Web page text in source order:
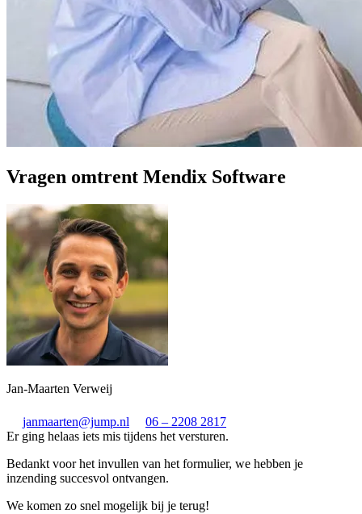
Vragen omtrent Mendix Software
Jan-Maarten Verweij
janmaarten@jump.nl
06 – 2208 2817
Er ging helaas iets mis tijdens het versturen.
Bedankt voor het invullen van het formulier, we hebben je
inzending succesvol ontvangen.
We komen zo snel mogelijk bij je terug!